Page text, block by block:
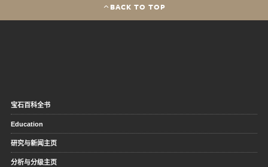
BACK TO TOP
宝石百科全书
Education
研究与新闻主页
分析与分级主页